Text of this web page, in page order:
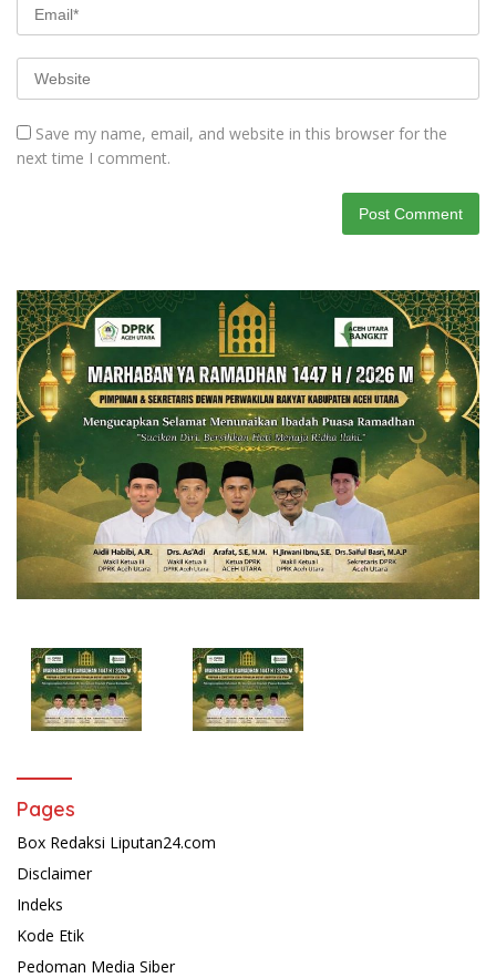
Save my name, email, and website in this browser for the
next time I comment.
Pages
Box Redaksi Liputan24.com
Disclaimer
Indeks
Kode Etik
Pedoman Media Siber